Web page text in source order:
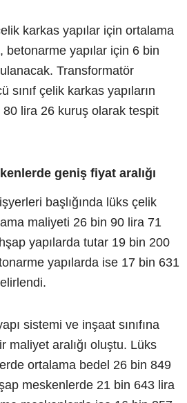
karkas yapılar için ortalama
betonarme yapılar için 6 bin
Transformatör
sınıf çelik karkas yapıların
lira 26 kuruş olarak tespit
geniş fiyat aralığı
başlığında lüks çelik
maliyeti 26 bin 90 lira 71
yapılarda tutar 19 bin 200
yapılarda ise 17 bin 631
sistemi ve inşaat sınıfına
maliyet aralığı oluştu. Lüks
ortalama bedel 26 bin 849
meskenlerde 21 bin 643 lira